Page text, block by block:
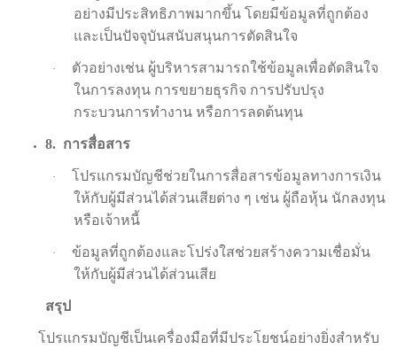
อย่างมีประสิทธิภาพมากขึ้น โดยมีข้อมูลที่ถูกต้อง
และเป็นปัจจุบันสนับสนุนการตัดสินใจ
·
ตัวอย่างเช่น ผู้บริหารสามารถใช้ข้อมูลเพื่อตัดสินใจ
ในการลงทุน การขยายธุรกิจ การปรับปรุง
กระบวนการทำงาน หรือการลดต้นทุน
8. การสื่อสาร
·
โปรแกรมบัญชีช่วยในการสื่อสารข้อมูลทางการเงิน
ให้กับผู้มีส่วนได้ส่วนเสียต่าง ๆ เช่น ผู้ถือหุ้น นักลงทุน
หรือเจ้าหนี้
·
ข้อมูลที่ถูกต้องและโปร่งใสช่วยสร้างความเชื่อมั่น
ให้กับผู้มีส่วนได้ส่วนเสีย
สรุป
โปรแกรมบัญชีเป็นเครื่องมือที่มีประโยชน์อย่างยิ่งสำหรับ